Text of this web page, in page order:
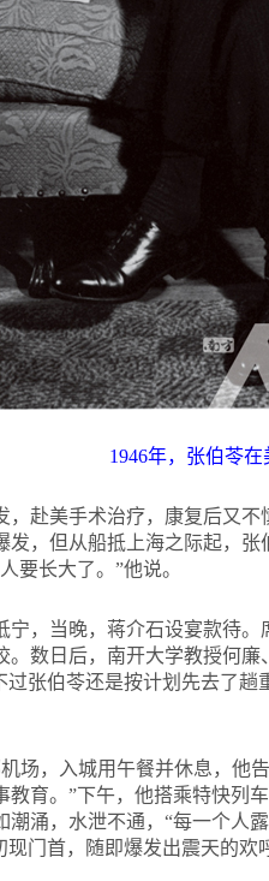
1946年，张伯苓在
，赴美手术治疗，康复后又
，但从船抵上海之际起，
要长大了。”他说。
宁，当晚，蒋介石设宴款待
数日后，南开大学教授何
张伯苓还是按计划先去了
场，入城用午餐并休息，
育。”下午，他搭乘特快列
涌，水泄不通，“每一个人
门首，随即爆发出震天的欢